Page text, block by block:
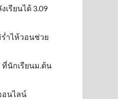
เรียนได้ 3.09
ร่ำไห้วอนช่วย
ที่นักเรียนม.ต้น
อนไลน์